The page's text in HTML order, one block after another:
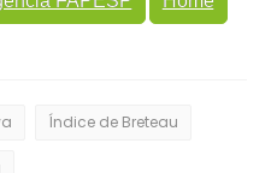
Índice de Breteau